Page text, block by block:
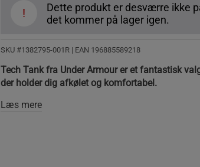
!
Dette produkt er desværre ikke
det kommer på lager igen.
SKU #1382795-001R | EAN 196885589218
Tech Tank fra Under Armour er et fantastisk
der holder dig afkølet og komfortabel.
Læs mere